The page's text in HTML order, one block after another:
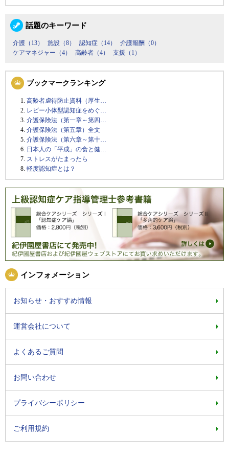
話題のキーワード
介護（13） 施設（8） 認知症（14）
介護報酬（0）
ケアマネジャー（4）
高齢者（4） 支援（1）
ブックマークランキング
高齢者虐待防止資料（厚生…
レビー小体型認知症をめぐ…
介護保険法（第一章～第四…
介護保険法（第五章）全文
介護保険法（第六章～第十…
日本人の「平成」の食と健…
ストレスがたまったら
軽度認知症とは？
インフォメーション
お知らせ・おすすめ情報
運営会社について
よくあるご質問
お問い合わせ
プライバシーポリシー
ご利用規約